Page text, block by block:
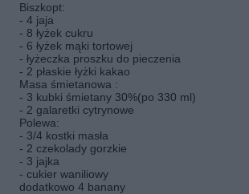
Biszkopt:
- 4 jaja
- 8 łyżek cukru
- 6 łyżek mąki tortowej
- łyżeczka proszku do pieczenia
- 2 płaskie łyżki kakao
Masa śmietanowa :
- 3 kubki śmietany 30%(po 330 ml)
- 2 galaretki cytrynowe
Polewa:
- 3/4 kostki masła
- 2 czekolady gorzkie
- 3 jajka
- cukier waniliowy
dodatkowo 4 banany